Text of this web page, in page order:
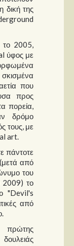
δική της
το 2005,
ύφος με
που
προς
πορεία,
δρόμο
τους, με
art.
πάντοτε
από
του
2009) το
"Devil's
από
πρώτης